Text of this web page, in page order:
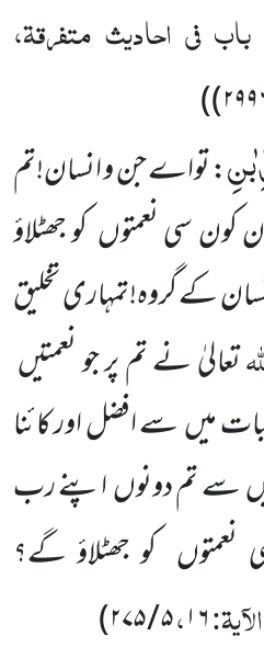
باب فی احادیث متفرقۃ،
)
: تواے جن و انسان!تم
سی نعمتوں کو جھٹلاؤ
کے گروہ!تمہاری تخلیق
تعالیٰ نے تم پر جو نعمتیں
میں سے افضل اور کائنا
سے تم دونوں اپنے رب
کو جھٹلاؤ گے؟
۱۶،۵ / ۲۷۵ )